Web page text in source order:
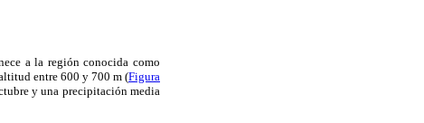
a la región conocida como
entre 600 y 700 m (Figura
y una precipitación media